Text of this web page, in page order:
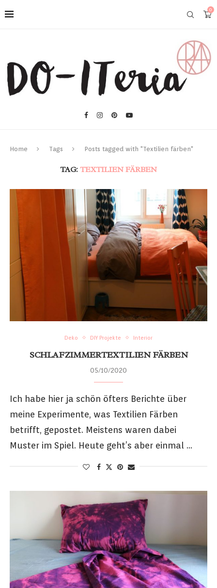
0
Home Tags Posts tagged with "Textilien färben"
TAG: TEXTILIEN FÄRBEN
Deko DIY Projekte Interior
SCHLAFZIMMERTEXTILIEN FÄRBEN
05/10/2020
Ich habe hier ja schön öfters Berichte über
meine Experimente, was Textilien Färben
betrifft, gepostet. Meistens waren dabei
Muster im Spiel. Heute geht’s aber einmal …